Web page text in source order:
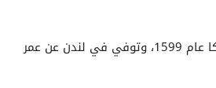
ويرجع الرسم الزيتي للفنان الفلمنكي، أنتوني فان ديك المولود ببلجيكا عام 1599، وتوفي في لندن عن عمر